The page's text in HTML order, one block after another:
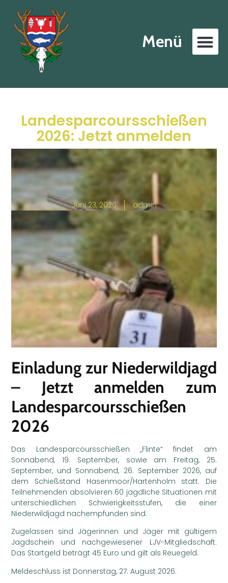
Menü
Landesparcoursschießen
2026: Jetzt anmelden
Juni 23, 2026 admin
Einladung zur Niederwildjagd
– Jetzt anmelden zum
Landesparcoursschießen
2026
Das Landesparcoursschießen „Flinte“ findet am
Sonnabend, 19. September, sowie am Freitag, 25.
September, und Sonnabend, 26. September 2026, auf
dem Schießstand Hasenmoor/Hartenholm statt. Die
Teilnehmenden absolvieren 60 jagdliche Situationen mit
unterschiedlichen Schwierigkeitsstufen, die einer
Niederwildjagd nachempfunden sind.
Zugelassen sind Jägerinnen und Jäger mit gültigem
Jagdschein und nachgewiesener LJV-Mitgliedschaft.
Das Startgeld beträgt 45 Euro und gilt als Reuegeld.
Meldeschluss ist Donnerstag, 27. August 2026.